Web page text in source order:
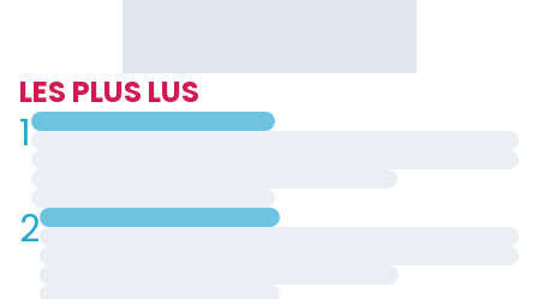
LES PLUS LUS
1
2